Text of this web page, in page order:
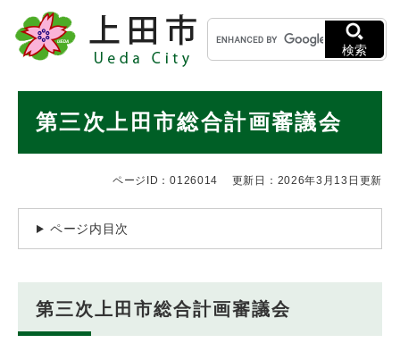
メニューを飛ばして本文へ
キ
ー
ワ
検
検索
第三次上田市総合計画審議会
ページID：0126014 更新日：2026年3月13日更新
ページ内目次
第三次上田市総合計画審議会